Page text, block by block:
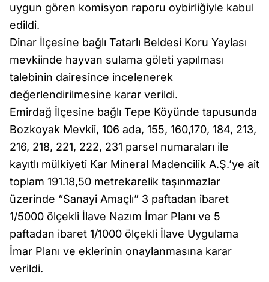
uygun gören komisyon raporu oybirliğiyle kabul
edildi.
Dinar İlçesine bağlı Tatarlı Beldesi Koru Yaylası
mevkiinde hayvan sulama göleti yapılması
talebinin dairesince incelenerek
değerlendirilmesine karar verildi.
Emirdağ İlçesine bağlı Tepe Köyünde tapusunda
Bozkoyak Mevkii, 106 ada, 155, 160,170, 184, 213,
216, 218, 221, 222, 231 parsel numaraları ile
kayıtlı mülkiyeti Kar Mineral Madencilik A.Ş.’ye ait
toplam 191.18,50 metrekarelik taşınmazlar
üzerinde “Sanayi Amaçlı” 3 paftadan ibaret
1/5000 ölçekli İlave Nazım İmar Planı ve 5
paftadan ibaret 1/1000 ölçekli İlave Uygulama
İmar Planı ve eklerinin onaylanmasına karar
verildi.